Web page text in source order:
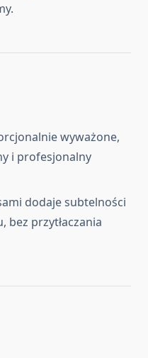
wyważone,
i profesjonalny
dodaje subtelności
bez przytłaczania